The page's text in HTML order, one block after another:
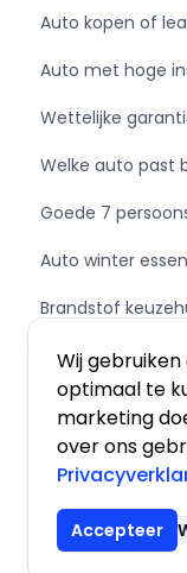
Wij
optimaal te
marketing
over ons
Accepteer
Auto kopen of
Auto met hoge
Wettelijke
Welke auto past
Goede 7
Auto winter
Brandstof
Schakel of
© 2026 De Auto